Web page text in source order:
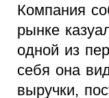
Компания
рынке
одной из
себя она
выручки,